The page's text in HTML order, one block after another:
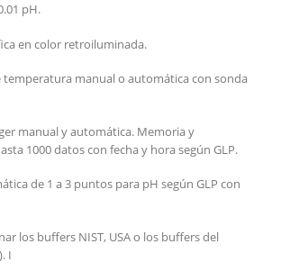
pH.
en color retroiluminada.
temperatura manual o automática con sonda
manual y automática. Memoria y
1000 datos con fecha y hora según GLP.
de 1 a 3 puntos para pH según GLP con
los buffers NIST, USA o los buffers del
I